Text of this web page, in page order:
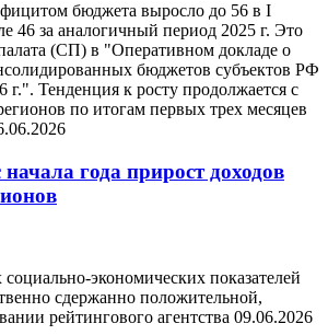
бюджета выросло до 56 в I
46 за аналогичный период 2025 г. Это
(СП) в "Оперативном докладе о
бюджетов субъектов РФ
г.". Тенденция к росту продолжается с
по итогам первых трех месяцев
года прирост доходов
экономических показателей
сдержанно положительной,
рейтингового агентства 09.06.2026